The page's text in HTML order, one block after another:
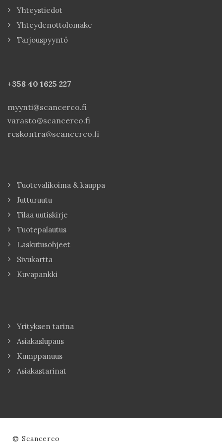
Yhteystiedot
Yhteydenottolomake
Tarjouspyyntö
+358 40 1625 227
myynti@scancerco.fi
varasto@scancerco.fi
reskontra@scancerco.fi
Tuotevalikoima & kauppa
Jutturuutu
Tilaa uutiskirje
Tuotepalautus
Laskutusohjeet
Sivukartta
Kuvapankki
Yrityksen tarina
Asiakaslupaus
Kumppanuus
Asiakastarinat
© Scancerco